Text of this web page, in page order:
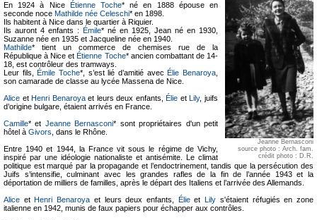
Jeanne Bernasconi
source photo : Arch. fam.
crédit photo : D.R.
En 1924 à Nice Étienne Toche* né en 1888 épouse en
seconde noce Mathilde née Celeschi* en 1898.
Ils habitent à Nice dans le quartier à Riquier.
Ils auront 4 enfants : Émile* né en 1925, Jean né en 1930,
Suzanne née en 1935 et Jacqueline née en 1940.
Mathilde* tient un commerce de chemises rue de la
République à Nice etÉtienne Toche* ancien combattant de 14-
18, est contrôleur des tramways.
Leur fils,Émile Toche*, s’est lié d’amitié avecÉlie Benaroya
son camarade de classe au lycée Massena de Nice.
Alice etHenri Benaroyaet leurs deux enfants,Élie etLily, juifs
d’origine bulgare, étaient arrivés en France.
Camille* et Jeanne Bernasconi* sont propriétaires d'un petit
hôtel à Givors , dans le Rhône.
Entre 1940 et 1944, la France vit sous le régime de Vichy,
inspiré par une idéologie nationaliste et antisémite. Le climat
politique est marqué par la propagande et l’endoctrinement, tandis que la persécution des
Juifs s’intensifie, culminant avec les grandes rafles de la fin de l’année 1943 et la
déportation de milliers de familles, après le départ des Italiens et l’arrivée des Allemands.
Alice etHenri Benaroya et leurs deux enfants, ÉlieetLily s'étaient réfugiés en zone
italienne en 1942, munis de faux papiers pour échapper aux contrôles.